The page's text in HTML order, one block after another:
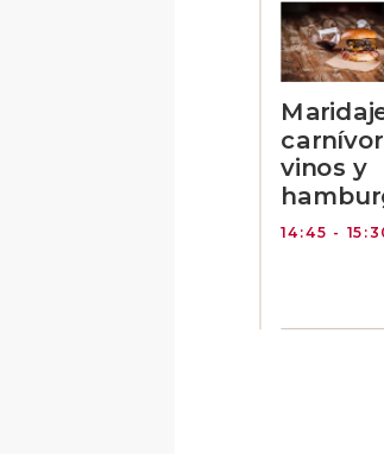
vinos y
14:45 -